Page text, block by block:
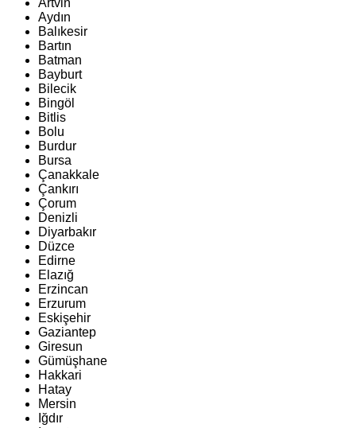
Artvin
Aydın
Balıkesir
Bartın
Batman
Bayburt
Bilecik
Bingöl
Bitlis
Bolu
Burdur
Bursa
Çanakkale
Çankırı
Çorum
Denizli
Diyarbakır
Düzce
Edirne
Elazığ
Erzincan
Erzurum
Eskişehir
Gaziantep
Giresun
Gümüşhane
Hakkari
Hatay
Mersin
Iğdır